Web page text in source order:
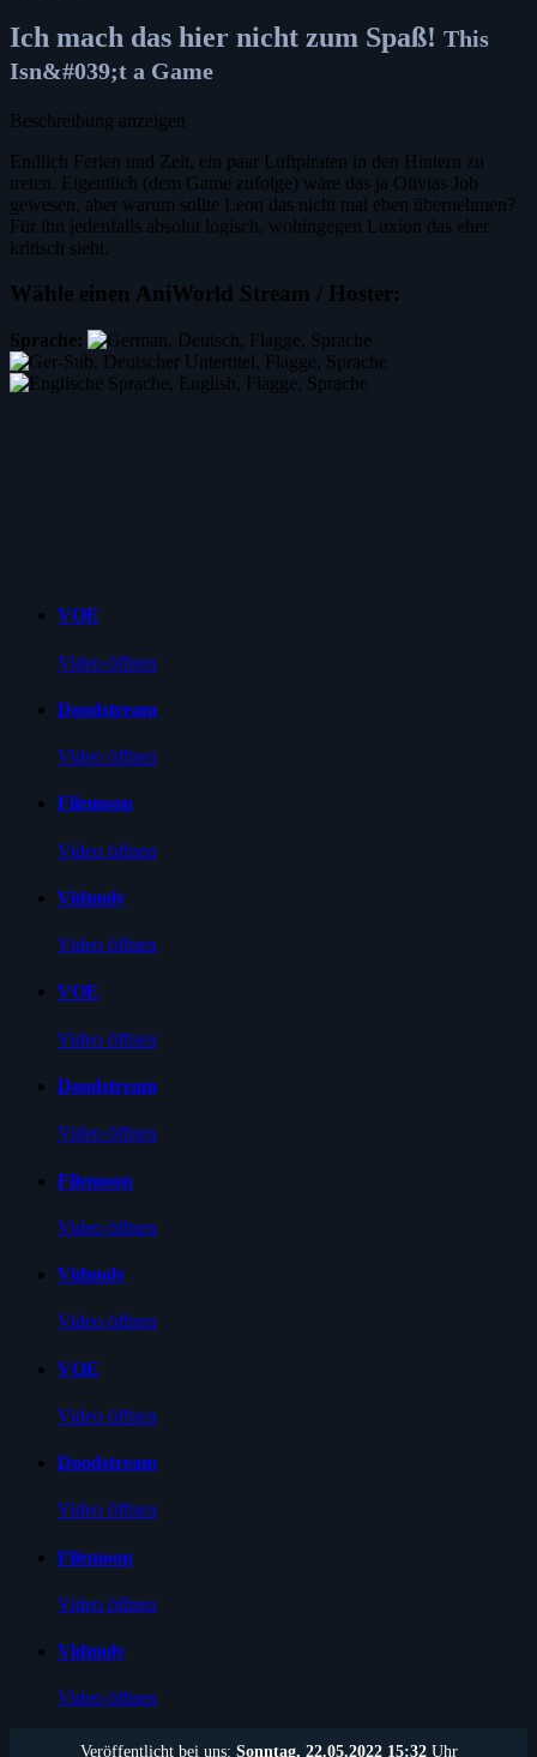
Ich mach das hier nicht zum Spaß! This
Isn&#039;t a Game
Beschreibung anzeigen
Endlich Ferien und Zeit, ein paar Luftpiraten in den Hintern zu
treten. Eigentlich (dem Game zufolge) wäre das ja Olivias Job
gewesen, aber warum sollte Leon das nicht mal eben übernehmen?
Für ihn jedenfalls absolut logisch, wohingegen Luxion das eher
kritisch sieht.
Wähle einen AniWorld Stream / Hoster:
Sprache:
VOE
Video öffnen
Doodstream
Video öffnen
Filemoon
Video öffnen
Vidmoly
Video öffnen
VOE
Video öffnen
Doodstream
Video öffnen
Filemoon
Video öffnen
Vidmoly
Video öffnen
VOE
Video öffnen
Doodstream
Video öffnen
Filemoon
Video öffnen
Vidmoly
Video öffnen
Veröffentlicht bei uns: Sonntag, 22.05.2022 15:32Uhr